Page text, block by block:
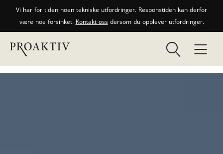
Vi har for tiden noen tekniske utfordringer. Responstiden kan derfor
være noe forsinket. Kontakt ossdersom du opplever utfordringer.